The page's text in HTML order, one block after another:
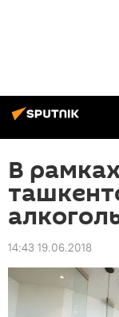
В
14:43 19.06.2018